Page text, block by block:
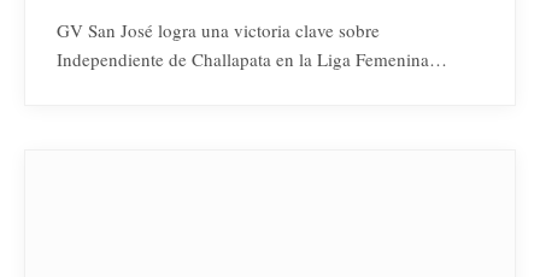
GV San José logra una victoria clave sobre
Independiente de Challapata en la Liga Femenina…